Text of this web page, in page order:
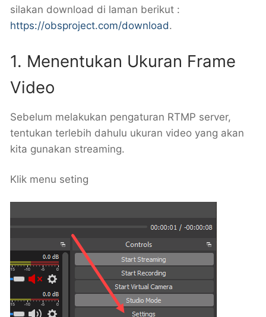
silakan download di laman berikut :
https://obsproject.com/download.
1. Menentukan Ukuran Frame
Video
Sebelum melakukan pengaturan RTMP server,
tentukan terlebih dahulu ukuran video yang akan
kita gunakan streaming.
Klik menu seting